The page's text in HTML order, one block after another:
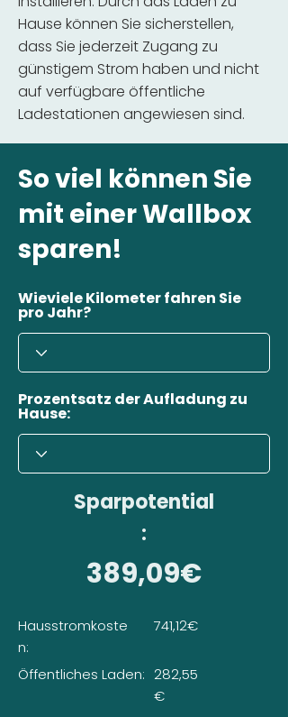
Hause können Sie sicherstellen,
dass Sie jederzeit Zugang zu
günstigem Strom haben und nicht
auf verfügbare öffentliche
Ladestationen angewiesen sind.
So viel können Sie
mit einer Wallbox
sparen!
Wieviele Kilometer fahren Sie
pro Jahr?
Prozentsatz der Aufladung zu
Hause:
Sparpotential
:
389,09€
Hausstromkoste
n:
Öffentliches Laden:
741,12€
282,55
€